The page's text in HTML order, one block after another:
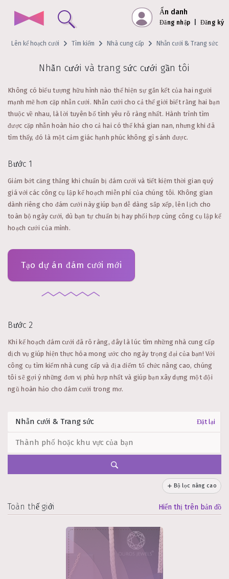
Ẩn danh
Đăng nhập Đăng ký
Lên kế hoạch cưới Tìm kiếm Nhà cung cấp Nhẫn cưới & Trang sức
Nhẫn cưới và trang sức cưới gần tôi
Không có biểu tượng hữu hình nào thể hiện sự gắn kết của hai người
mạnh mẽ hơn cặp nhẫn cưới. Nhẫn cưới cho cả thế giới biết rằng hai bạn
thuộc về nhau, là lời tuyên bố tình yêu rõ ràng nhất. Hành trình tìm
được cặp nhẫn hoàn hảo cho cả hai có thể khá gian nan, nhưng khi đã
tìm thấy, đó là một cảm giác hạnh phúc không gì sánh được.
Bước 1
Giảm bớt căng thẳng khi chuẩn bị đám cưới và tiết kiệm thời gian quý
giá với các công cụ lập kế hoạch miễn phí của chúng tôi. Không gian
dành riêng cho đám cưới này giúp bạn dễ dàng sắp xếp, lên lịch cho
toàn bộ ngày cưới, dù bạn tự chuẩn bị hay phối hợp cùng công cụ lập kế
hoạch cưới của mình.
Tạo dự án đám cưới mới
Bước 2
Khi kế hoạch đám cưới đã rõ ràng, đây là lúc tìm những nhà cung cấp
dịch vụ giúp hiện thực hóa mong ước cho ngày trọng đại của bạn! Với
công cụ tìm kiếm nhà cung cấp và địa điểm tổ chức nâng cao, chúng
tôi sẽ gợi ý những đơn vị phù hợp nhất và giúp bạn xây dựng một đội
ngũ hoàn hảo cho đám cưới trong mơ.
Đặt lại
Bộ lọc nâng cao
Toàn thế giới Hiển thị trên bản đồ